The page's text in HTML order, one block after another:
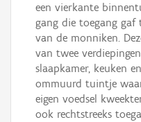
een vierkante
gang die toegang
van de monniken.
van twee
slaapkamer, keuken
ommuurd tuintje
eigen voedsel
ook rechtstreeks